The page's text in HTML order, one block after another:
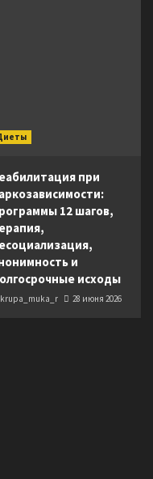
при
12 шагов,
и
исходы
krupa_muka_r 28 июня 2026